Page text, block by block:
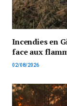
Incendies en
face aux
02/08/2026